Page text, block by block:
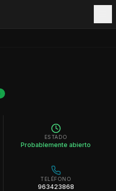
ESTADO
Probablemente abierto
TELÉFONO
963423868